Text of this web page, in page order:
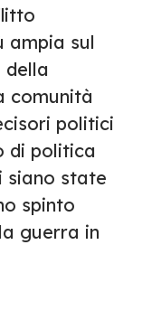
ampia sul
comunità
politici
di politica
siano state
spinto
guerra in